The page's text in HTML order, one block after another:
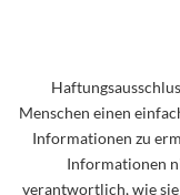
Menschen einen
Informationen zu
Informationen
verantwortlich, wie